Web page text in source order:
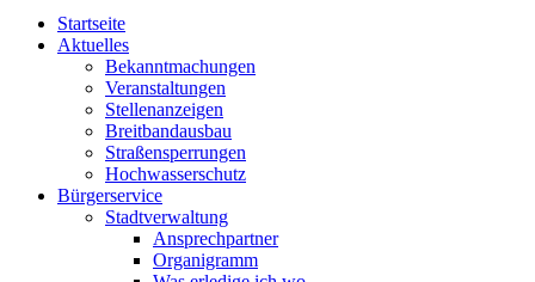
Startseite
Aktuelles
Bekanntmachungen
Veranstaltungen
Stellenanzeigen
Breitbandausbau
Straßensperrungen
Hochwasserschutz
Bürgerservice
Stadtverwaltung
Ansprechpartner
Organigramm